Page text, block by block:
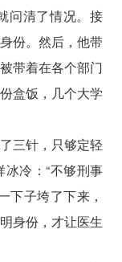
问清了情况。接
份。然后，他带
带着在各个部门
盒饭，几个大学
三针，只够定轻
冷：“不够刑事
下子垮了下来，
身份，才让医生